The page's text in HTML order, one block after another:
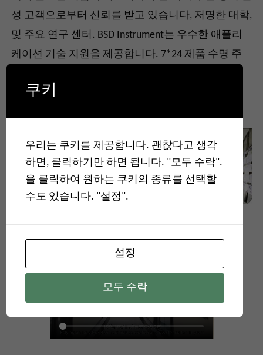
성 고객으로부터 신뢰를 받고 있습니다, 저명한 대학,
및 주요 연구 센터. BSD Instrument는 우수한 애플리
케이션 기술 지원을 제공합니다. 7*24 제품 수명 주
쿠키
우리는 쿠키를 제공합니다. 괜찮다고 생각
하면, 클릭하기만 하면 됩니다. "모두 수락".
을 클릭하여 원하는 쿠키의 종류를 선택할
수도 있습니다. "설정".
설정
모두 수락